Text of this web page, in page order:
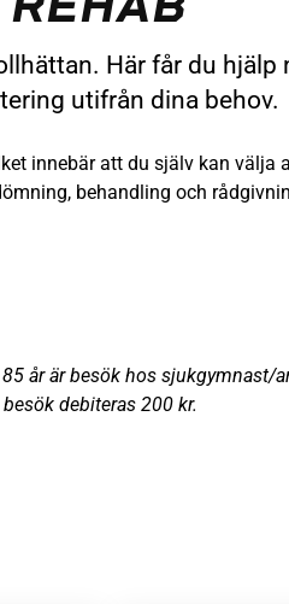
Här får du hjälp
utifrån dina behov.
innebär att du själv kan välja
behandling och
år är besök hos sjukgymnast/
debiteras 200 kr.